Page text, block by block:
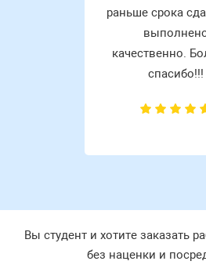
раньше срока
качественно.
спасибо!!!
Вы студент и хотите заказать
без наценки и